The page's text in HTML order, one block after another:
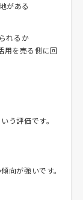
がある
れるか
用を売る側に回
いう評価です。
向が強いです。